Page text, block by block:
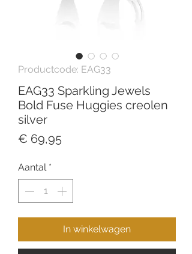
Productcode: EAG33
EAG33 Sparkling Jewels
Bold Fuse Huggies creolen
silver
€ 69,95Prijs
Aantal *
In winkelwagen